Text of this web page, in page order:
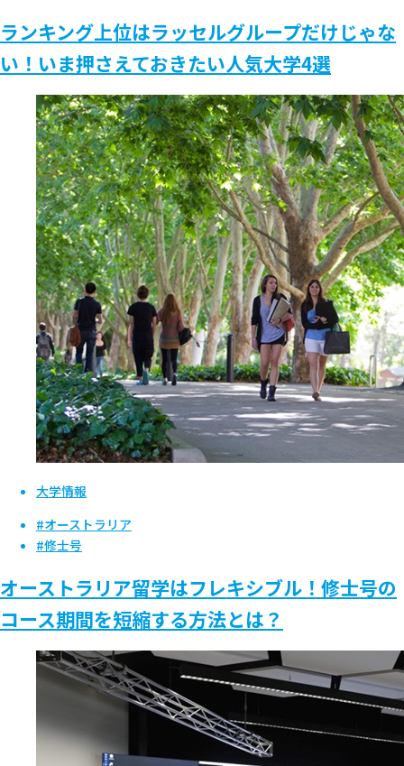
ランキング上位はラッセルグループだけじゃな
い！いま押さえておきたい人気大学4選
大学情報
#オーストラリア
#修士号
オーストラリア留学はフレキシブル！修士号の
コース期間を短縮する方法とは？